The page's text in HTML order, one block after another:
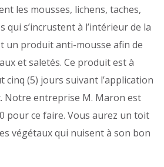
les mousses, lichens, taches,
qui s’incrustent à l’intérieur de la
un produit anti-mousse afin de
et saletés. Ce produit est à
cinq (5) jours suivant l’application
Notre entreprise M. Maron est
pour ce faire. Vous aurez un toit
végétaux qui nuisent à son bon